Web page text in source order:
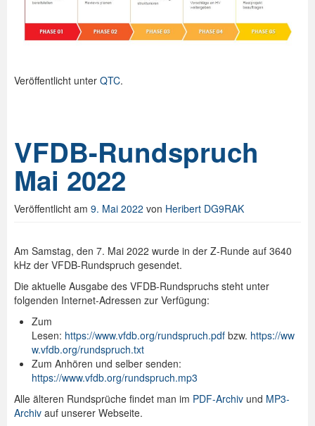
Veröffentlicht unter QTC.
VFDB-Rundspruch
Mai 2022
Veröffentlicht am 9. Mai 2022 von Heribert DG9RAK
Am Samstag, den 7. Mai 2022 wurde in der Z-Runde auf 3640
kHz der VFDB-Rundspruch gesendet.
Die aktuelle Ausgabe des VFDB-Rundspruchs steht unter
folgenden Internet-Adressen zur Verfügung:
Zum
Lesen: https://www.vfdb.org/rundspruch.pdf bzw. https://ww
w.vfdb.org/rundspruch.txt
Zum Anhören und selber senden:
https://www.vfdb.org/rundspruch.mp3
Alle älteren Rundsprüche findet man im PDF-Archiv und MP3-
Archiv auf unserer Webseite.